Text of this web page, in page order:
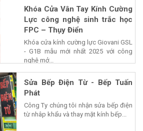
Khóa Cửa Vân Tay Kính Cường
Lực công nghệ sinh trắc học
FPC – Thụy Điển
Khóa cửa kính cường lực Giovani GSL
- G1B mẫu mới nhất 2025 với công
nghệ mở...
Sửa Bếp Điện Từ - Bếp Tuấn
Phát
Công Ty chúng tôi nhận sửa bếp điện
từ nhâp khẩu và thay mặt kính bếp...